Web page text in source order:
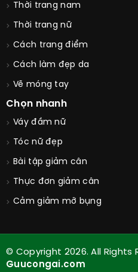
Thời trang nam
Thời trang nữ
Cách trang điểm
Cách làm đẹp da
Vẽ móng tay
Chọn nhanh
Váy đầm nữ
Tóc nữ đẹp
Bài tập giảm cân
Thực đơn giảm cân
Cảm giảm mỡ bụng
© Copyright 2026. All Rights
Guucongai.com